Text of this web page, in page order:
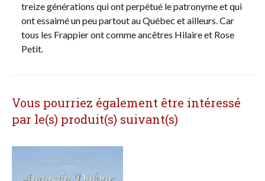
treize générations qui ont perpétué le patronyme et qui
ont essaimé un peu partout au Québec et ailleurs. Car
tous les Frappier ont comme ancêtres Hilaire et Rose
Petit.
Vous pourriez également être intéressé
par le(s) produit(s) suivant(s)